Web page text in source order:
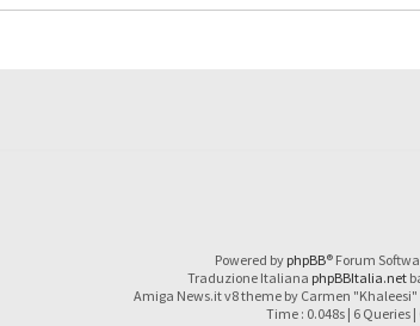
Powered by phpBB® Forum
Traduzione Italiana phpBBItalia.net
Amiga News.it v8 theme by Carmen
Time : 0.048s | 6 Queries |